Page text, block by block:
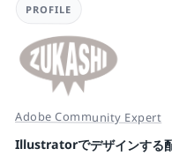
PROFILE
Adobe Community Expert
Illustratorでデザインする